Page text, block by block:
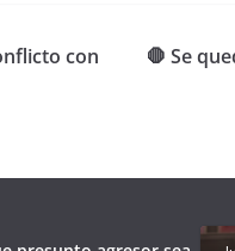
con
🛑 Se